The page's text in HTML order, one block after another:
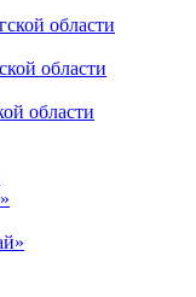
области
области
области